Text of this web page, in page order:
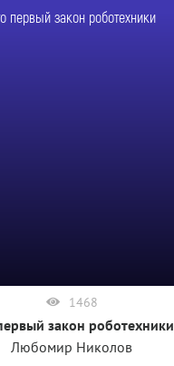
первый закон роботехники
1468
закон роботехники
Любомир Николов